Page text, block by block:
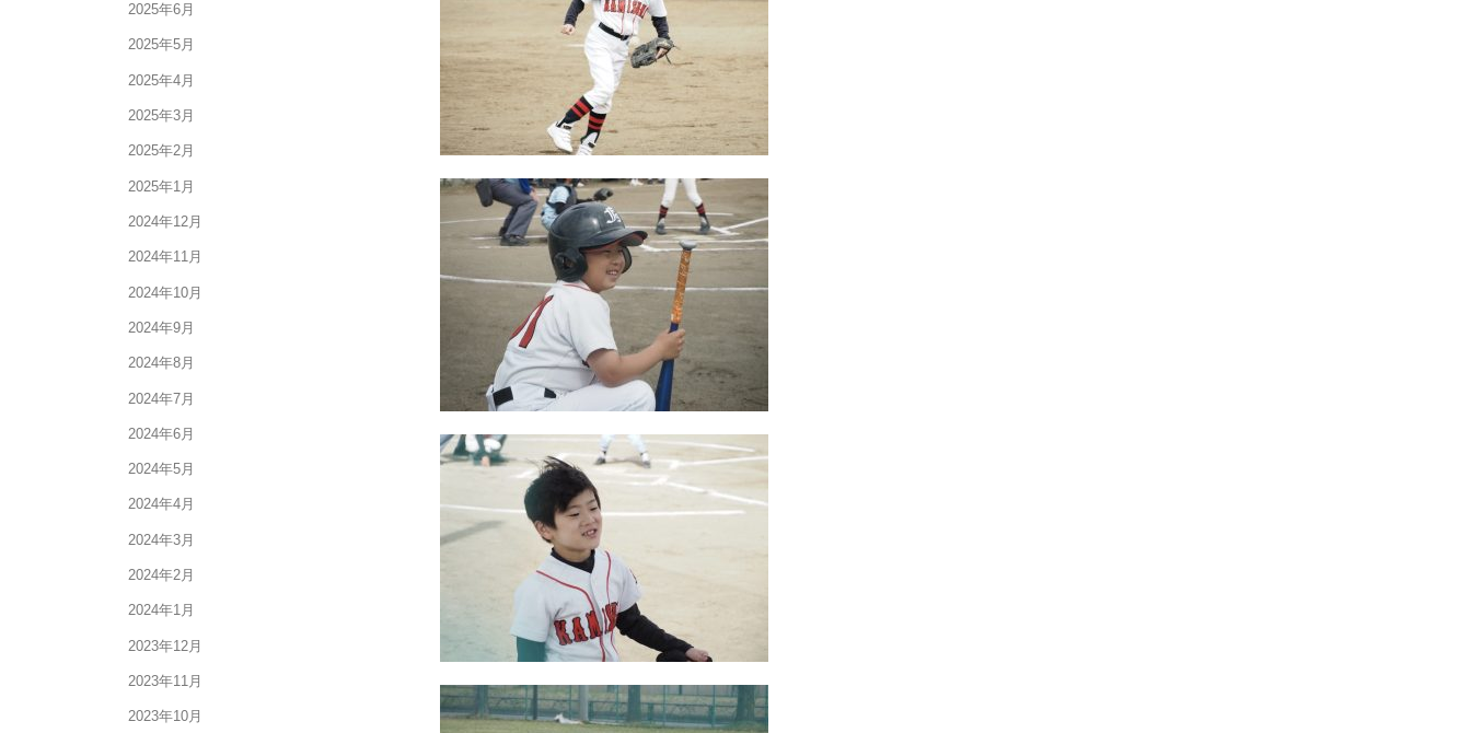
2025年6月
2025年5月
2025年4月
2025年3月
2025年2月
2025年1月
2024年12月
2024年11月
2024年10月
2024年9月
2024年8月
2024年7月
2024年6月
2024年5月
2024年4月
2024年3月
2024年2月
2024年1月
2023年12月
2023年11月
2023年10月